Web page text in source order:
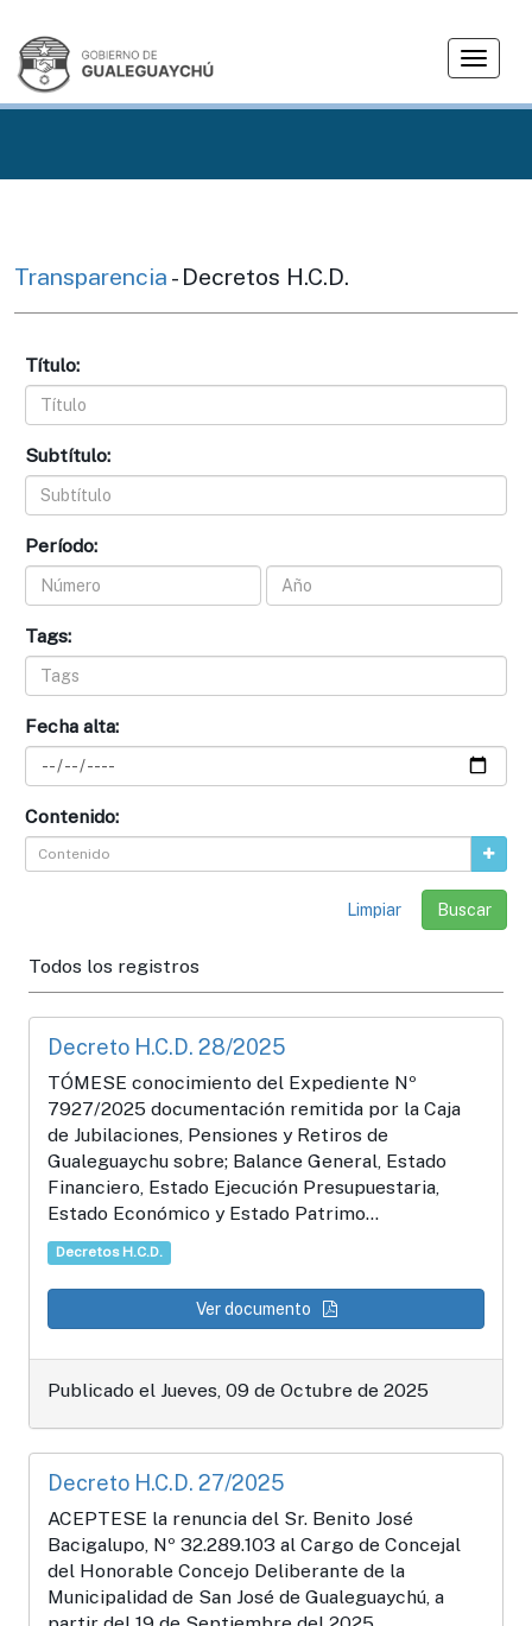
T
g
o
Transparencia - Decretos H.C.D.
Título:
Subtítulo:
Período:
Tags:
Fecha alta:
Contenido:
Limpiar
Todos los registros
Decreto H.C.D. 28/2025
TÓMESE conocimiento del Expediente Nº
7927/2025 documentación remitida por la Caja
de Jubilaciones, Pensiones y Retiros de
Gualeguaychu sobre; Balance General, Estado
Financiero, Estado Ejecución Presupuestaria,
Estado Económico y Estado Patrimo...
Decretos H.C.D.
Ver documento
Publicado el Jueves, 09 de Octubre de 2025
Decreto H.C.D. 27/2025
ACEPTESE la renuncia del Sr. Benito José
Bacigalupo, Nº 32.289.103 al Cargo de Concejal
del Honorable Concejo Deliberante de la
Municipalidad de San José de Gualeguaychú, a